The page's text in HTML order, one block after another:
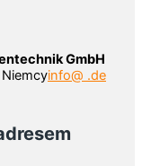
GmbH
info@ .de